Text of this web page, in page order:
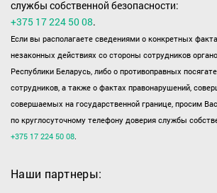
службы собственной безопасности:
+375 17 224 50 08.
Если вы располагаете сведениями о конкретных
незаконных действиях со стороны сотрудников
Республики Беларусь, либо о противоправных
сотрудников, а также о фактах правонарушений,
совершаемых на государственной границе, просим
по круглосуточному телефону доверия службы
+375 17 224 50 08.
Наши партнеры: